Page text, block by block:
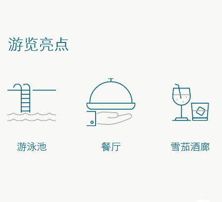
游览亮点
游泳池 餐厅 雪茄酒廊